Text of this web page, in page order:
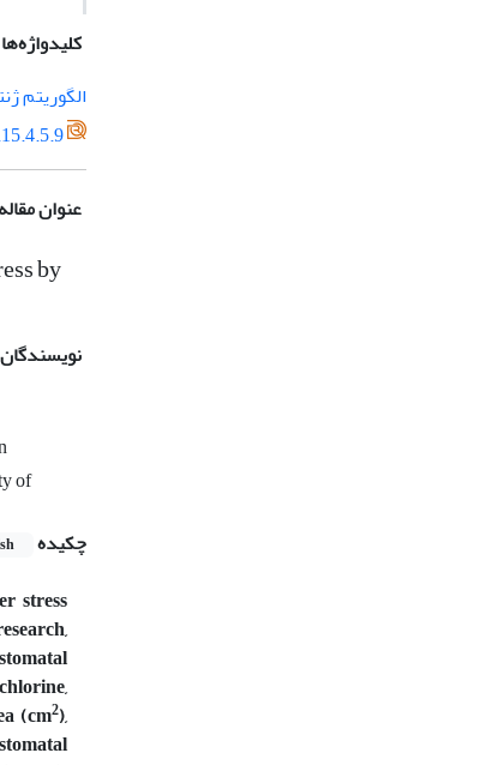
کلیدواژه‌ها
الگوریتم
عنوان مقاله
by
نویسندگان
of
چکیده
stress
(cm2),